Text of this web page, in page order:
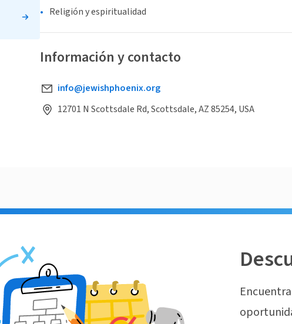
Religión y espiritualidad
Información y contacto
info@jewishphoenix.org
12701 N Scottsdale Rd, Scottsdale, AZ 85254, USA